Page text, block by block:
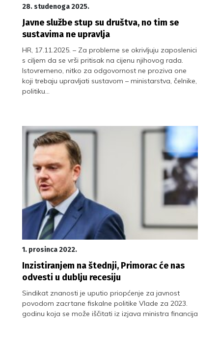
28. studenoga 2025.
Javne službe stup su društva, no tim se
sustavima ne upravlja
HR, 17.11.2025. – Za probleme se okrivljuju zaposlenici
s ciljem da se vrši pritisak na cijenu njihovog rada.
Istovremeno, nitko za odgovornost ne proziva one
koji trebaju upravljati sustavom – ministarstva, čelnike,
politiku…
1. prosinca 2022.
Inzistiranjem na štednji, Primorac će nas
odvesti u dublju recesiju
Sindikat znanosti je uputio priopćenje za javnost
povodom zacrtane fiskalne politike Vlade za 2023.
godinu koja se može iščitati iz izjava ministra financija